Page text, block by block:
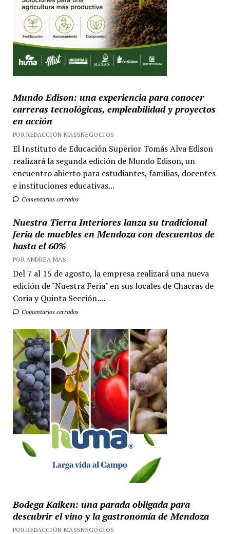
Mundo Edison: una experiencia para conocer
carreras tecnológicas, empleabilidad y proyectos
en acción
POR REDACCIÓN MASSNEGOCIOS
El Instituto de Educación Superior Tomás Alva Edison
realizará la segunda edición de Mundo Edison, un
encuentro abierto para estudiantes, familias, docentes
e instituciones educativas...
Comentarios cerrados
Nuestra Tierra Interiores lanza su tradicional
feria de muebles en Mendoza con descuentos de
hasta el 60%
POR ANDREA MAS
Del 7 al 15 de agosto, la empresa realizará una nueva
edición de "Nuestra Feria" en sus locales de Chacras de
Coria y Quinta Sección....
Comentarios cerrados
Bodega Kaiken: una parada obligada para
descubrir el vino y la gastronomía de Mendoza
POR REDACCIÓN MASSNEGOCIOS